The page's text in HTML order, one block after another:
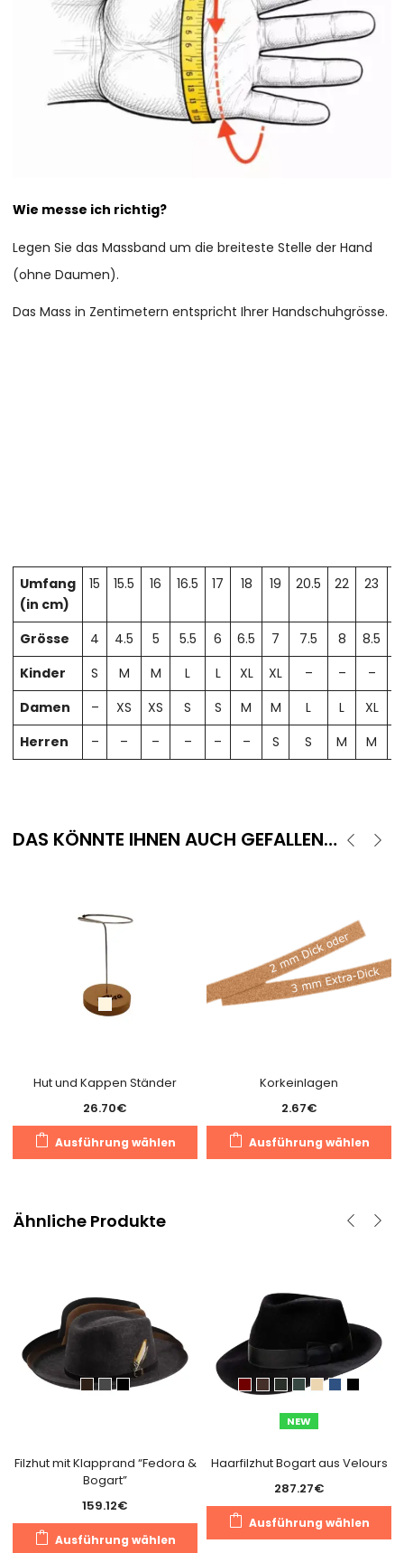
Wie messe ich richtig?
Legen Sie das Massband um die breiteste Stelle der Hand
(ohne Daumen).
Das Mass in Zentimetern entspricht Ihrer Handschuhgrösse.
Umfang
(in cm)
15 15.5 16 16.5 17 18 19 20.5 22 23
Grösse 4 4.5 5 5.5 6 6.5 7 7.5 8 8.5
Kinder
S M M L L XL XL – – –
Damen
– XS XS S S M M L L XL
Herren
– – – – – – S S M M
DAS KÖNNTE IHNEN AUCH GEFALLEN…
Hut und Kappen Ständer
26.70€
Ausführung wählen
Dieses
Produkt
Produktseite
gewählt
Korkeinlagen
2.67€
Ausführung wählen
Ähnliche Produkte
Filzhut mit Klapprand “Fedora &
Bogart”
159.12€
Ausführung wählen
Dieses
NEW
Haarfilzhut Bogart aus Velours
287.27€
Ausführung wählen